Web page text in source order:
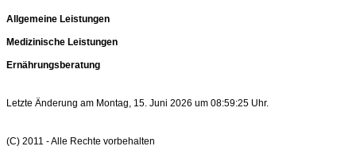
Allgemeine Leistungen
Medizinische Leistungen
Ernährungsberatung
Letzte Änderung am Montag, 15. Juni 2026 um 08:59:25 Uhr.
(C) 2011 - Alle Rechte vorbehalten